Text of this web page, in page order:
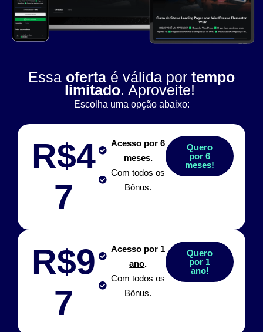
Essa oferta é válida por tempo
limitado. Aproveite!
Escolha uma opção abaixo:
R$4
7
Acesso por6
meses.
Com todos os
Bônus.
Quero
por 6
meses!
R$9
7
Acesso por 1
ano.
Com todos os
Bônus.
Quero
por 1
ano!